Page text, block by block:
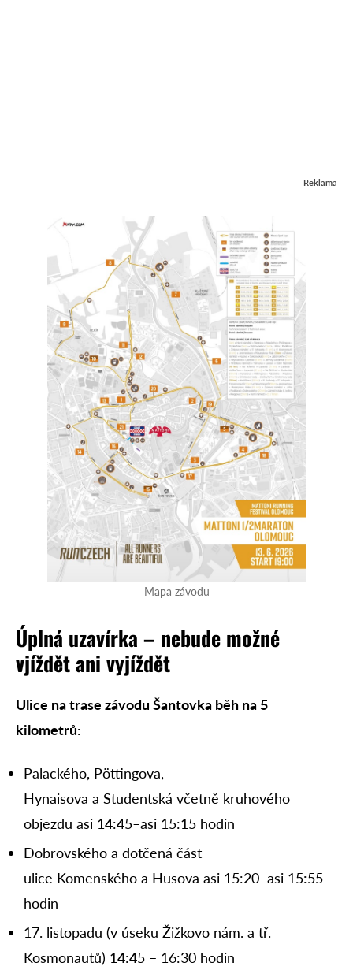
Reklama
Mapa závodu
Úplná uzavírka – nebude možné
vjíždět ani vyjíždět
Ulice na trase závodu Šantovka běh na 5
kilometrů:
Palackého, Pöttingova,
Hynaisova a Studentská včetně kruhového
objezdu asi 14:45–asi 15:15 hodin
Dobrovského a dotčená část
ulice Komenského a Husova asi 15:20–asi 15:55
hodin
17. listopadu (v úseku Žižkovo nám. a tř.
Kosmonautů) 14:45 – 16:30 hodin